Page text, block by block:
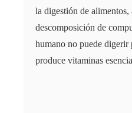
la digestión de alimentos,
descomposición de
humano no puede digerir
produce vitaminas